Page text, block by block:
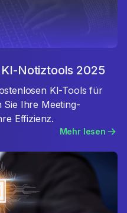
Notiztools 2025
KI-Tools für
Sie Ihre Meeting-
Effizienz.
Mehr lesen